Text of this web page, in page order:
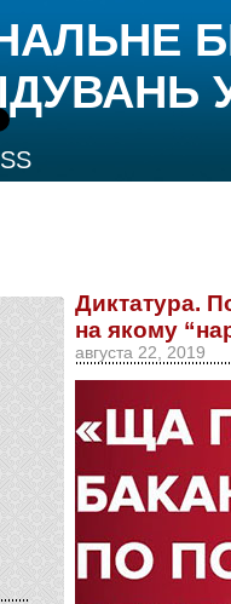
Диктатура.
на якому
августа 22, 2019